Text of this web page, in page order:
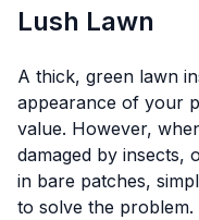
Lush Lawn
A thick, green lawn
appearance of your
value. However,
damaged by insects,
in bare patches,
to solve the problem.